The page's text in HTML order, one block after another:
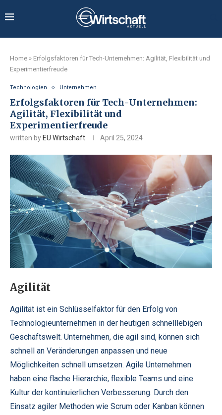
Home » Erfolgsfaktoren für Tech-Unternehmen: Agilität, Flexibilität und
Experimentierfreude
Technologien Unternehmen
Erfolgsfaktoren für Tech-Unternehmen:
Agilität, Flexibilität und
Experimentierfreude
written by EU Wirtschaft April 25, 2024
Agilität
Agilität ist ein Schlüsselfaktor für den Erfolg von
Technologieunternehmen in der heutigen schnelllebigen
Geschäftswelt. Unternehmen, die agil sind, können sich
schnell an Veränderungen anpassen und neue
Möglichkeiten schnell umsetzen. Agile Unternehmen
haben eine flache Hierarchie, flexible Teams und eine
Kultur der kontinuierlichen Verbesserung. Durch den
Einsatz agiler Methoden wie Scrum oder Kanban können